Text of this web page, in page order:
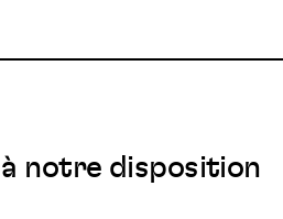
notre disposition